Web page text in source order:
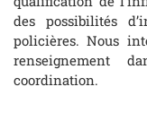
des possibilités
policières. Nous
renseignement
coordination.